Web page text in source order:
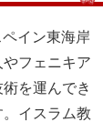
イン東海岸
フェニキア
を運んでき
イスラム教